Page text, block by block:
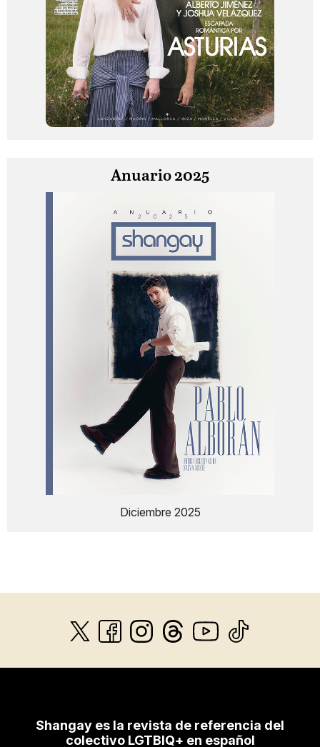
Anuario 2025
Diciembre 2025
Shangay es la revista de referencia del
colectivo LGTBIQ+ en español